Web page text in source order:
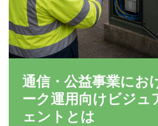
通信・公益事業にお
ーク運用向けビジュ
ェントとは